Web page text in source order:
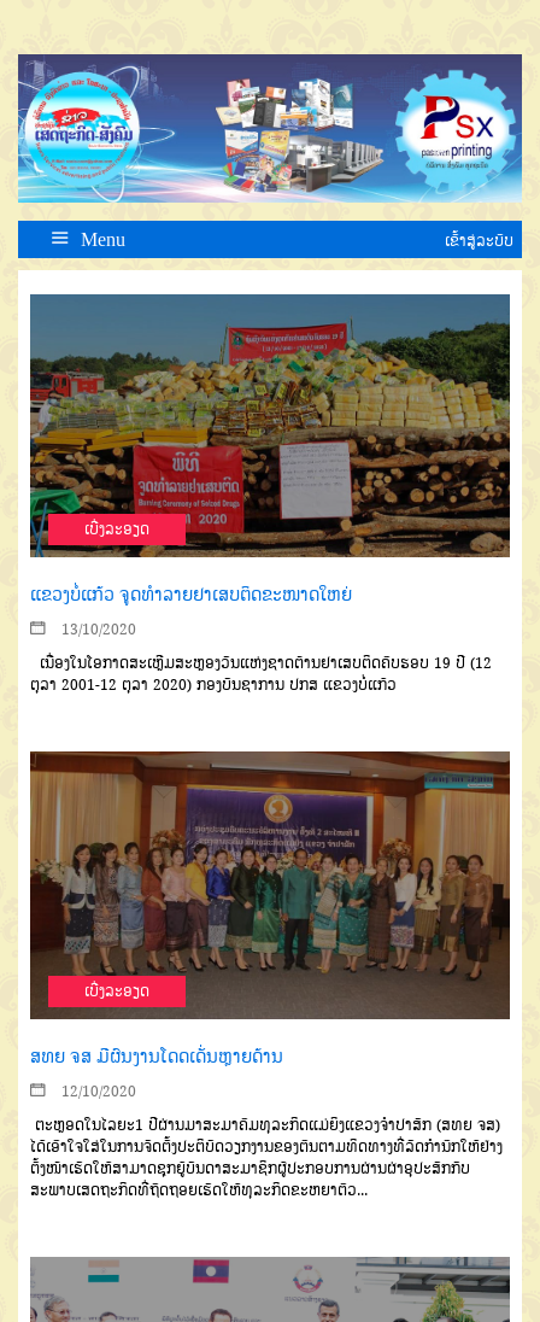
Menu ເຂົ້າສູ່ລະບົບ
ເບີ່ງລະອຽດ
ແຂວງບໍ່ແກ້ວ ຈູດທຳລາຍຢາເສບຕິດຂະໜາດໃຫຍ່
13/10/2020
ເນື່ອງໃນໂອກາດສະເຫຼີມສະຫຼອງວັນແຫ່ງຊາດຕ້ານຢາເສບຕິດຄົບຮອບ 19 ປີ (12
ຕຸລາ 2001-12 ຕຸລາ 2020) ກອງບັນຊາການ ປກສ ແຂວງບໍ່ແກ້ວ
ເບີ່ງລະອຽດ
ສທຍ ຈສ ມີຜົນງານໂດດເດັ່ນຫຼາຍດ້ານ
12/10/2020
ຕະຫຼອດໃນໄລຍະ1 ປີຜ່ານມາສະມາຄົມທຸລະກິດແມ່ຍິງແຂວງຈໍາປາສັກ (ສທຍ ຈສ)
ໄດ້ເອົາໃຈໃສ່ໃນການຈັດຕັ້ງປະຕິບັດວຽກງານຂອງຕົນຕາມທິດທາງທີ່ລັດກໍານົກໃຫ້ຢ່າງ
ຕັ້ງໜ້າເຮັດໃຫ້ສາມາດຊຸກຍູ້ບັນດາສະມາຊິກຜູ້ປະກອບການຜ່ານຜ່າອຸປະສັກກັບ
ສະພາບເສດຖະກິດທີ່ຖົດຖອຍເຮັດໃຫ້ທຸລະກິດຂະຫຍາຕົວ...